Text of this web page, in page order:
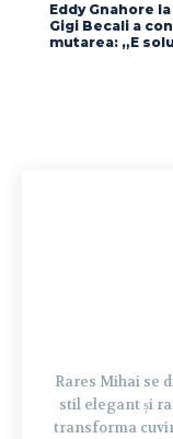
Eddy Gnahore la
Gigi Becali a
mutarea: „E
Rares Mihai se
stil elegant și
transforma